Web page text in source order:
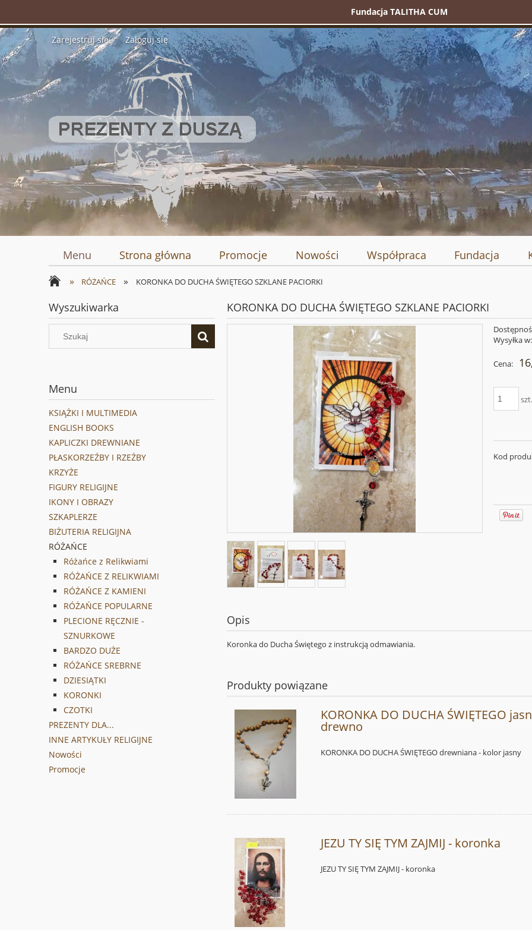
Fundacja TALITHA CUM
Zarejestruj się Zaloguj się
Menu Strona główna Promocje Nowości Współpraca Fundacja
» RÓŻAŃCE » KORONKA DO DUCHA ŚWIĘTEGO SZKLANE PACIORKI
Wyszukiwarka
Menu
KSIĄŻKI I MULTIMEDIA
ENGLISH BOOKS
KAPLICZKI DREWNIANE
PŁASKORZEŹBY I RZEŹBY
KRZYŻE
FIGURY RELIGIJNE
IKONY I OBRAZY
SZKAPLERZE
BIŻUTERIA RELIGIJNA
RÓŻAŃCE
Różańce z Relikwiami
RÓŻAŃCE Z RELIKWIAMI
RÓŻAŃCE Z KAMIENI
RÓŻAŃCE POPULARNE
PLECIONE RĘCZNIE -
SZNURKOWE
BARDZO DUŻE
RÓŻAŃCE SREBRNE
DZIESIĄTKI
KORONKI
CZOTKI
PREZENTY DLA...
INNE ARTYKUŁY RELIGIJNE
Nowości
Promocje
KORONKA DO DUCHA ŚWIĘTEGO SZKLANE PACIORKI
Wysyłka w:
Cena:
szt.
Kod
Opis
Koronka do Ducha Świętego z instrukcją odmawiania.
Produkty powiązane
KORONKA DO DUCHA ŚWIĘTEGO
drewno
KORONKA DO DUCHA ŚWIĘTEGO drewniana - kolor jasny
JEZU TY SIĘ TYM ZAJMIJ - koronka
JEZU TY SIĘ TYM ZAJMIJ - koronka